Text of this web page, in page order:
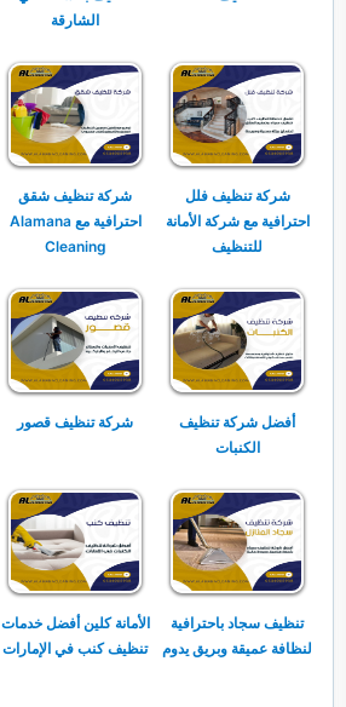
الشارقة
شركة تنظيف فلل
احترافية مع شركة الأمانة
للتنظيف
شركة تنظيف شقق
احترافية مع Alamana
Cleaning
أفضل شركة تنظيف
الكنبات
شركة تنظيف قصور
تنظيف سجاد باحترافية
لنظافة عميقة وبريق يدوم
الأمانة كلين أفضل خدمات
تنظيف كنب في الإمارات